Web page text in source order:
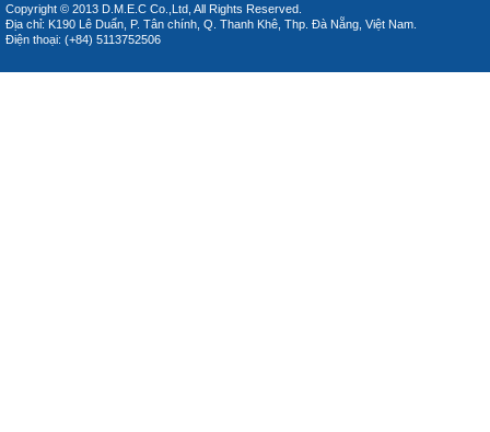
Copyright © 2013 D.M.E.C Co.,Ltd, All Rights Reserved.
Địa chỉ: K190 Lê Duẩn, P. Tân chính, Q. Thanh Khê, Thp. Đà Nẵng, Việt Nam.
Điện thoại: (+84) 5113752506